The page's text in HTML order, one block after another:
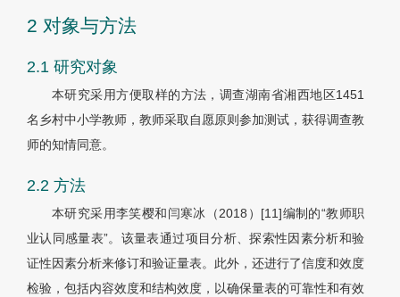
2 对象与方法
2.1 研究对象
本研究采用方便取样的方法，调查湖南省湘西地区1451
名乡村中小学教师，教师采取自愿原则参加测试，获得调查教
师的知情同意。
2.2 方法
本研究采用李笑樱和闫寒冰（2018）[11]编制的“教师职
业认同感量表”。该量表通过项目分析、探索性因素分析和验
证性因素分析来修订和验证量表。此外，还进行了信度和效度
检验，包括内容效度和结构效度，以确保量表的可靠性和有效